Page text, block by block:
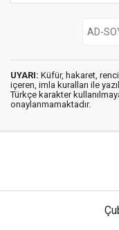
UYARI: Küfür, hakaret,
içeren, imla kuralları ile
Türkçe karakter
onaylanmamaktadır.